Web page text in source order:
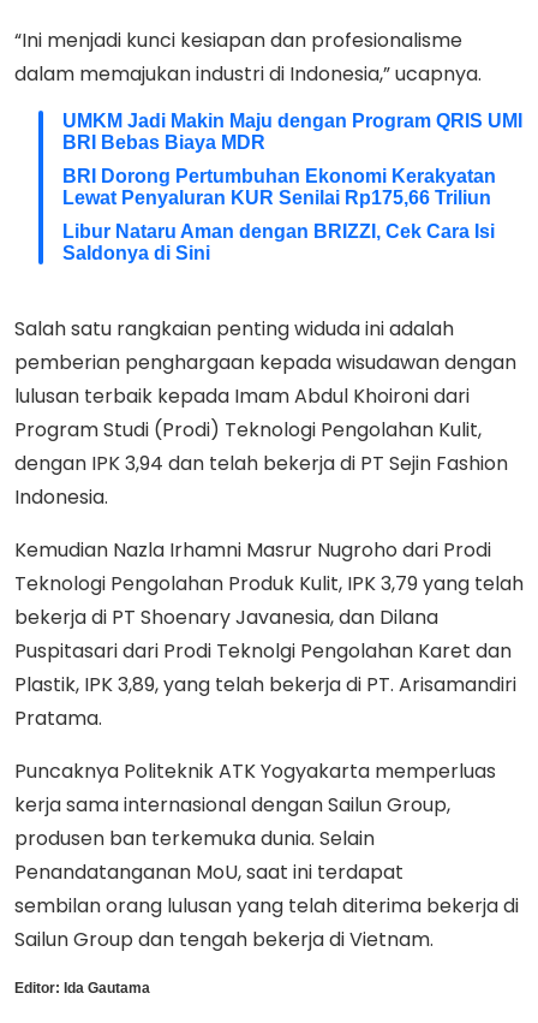
“Ini menjadi kunci kesiapan dan profesionalisme
dalam memajukan industri di Indonesia,” ucapnya.
UMKM Jadi Makin Maju dengan Program QRIS UMI
BRI Bebas Biaya MDR
BRI Dorong Pertumbuhan Ekonomi Kerakyatan
Lewat Penyaluran KUR Senilai Rp175,66 Triliun
Libur Nataru Aman dengan BRIZZI, Cek Cara Isi
Saldonya di Sini
Salah satu rangkaian penting widuda ini adalah
pemberian penghargaan kepada wisudawan dengan
lulusan terbaik kepada Imam Abdul Khoironi dari
Program Studi (Prodi) Teknologi Pengolahan Kulit,
dengan IPK 3,94 dan telah bekerja di PT Sejin Fashion
Indonesia.
Kemudian Nazla Irhamni Masrur Nugroho dari Prodi
Teknologi Pengolahan Produk Kulit, IPK 3,79 yang telah
bekerja di PT Shoenary Javanesia, dan Dilana
Puspitasari dari Prodi Teknolgi Pengolahan Karet dan
Plastik, IPK 3,89, yang telah bekerja di PT. Arisamandiri
Pratama.
Puncaknya Politeknik ATK Yogyakarta memperluas
kerja sama internasional dengan Sailun Group,
produsen ban terkemuka dunia. Selain
Penandatanganan MoU, saat ini terdapat
sembilan orang lulusan yang telah diterima bekerja di
Sailun Group dan tengah bekerja di Vietnam.
Editor: Ida Gautama